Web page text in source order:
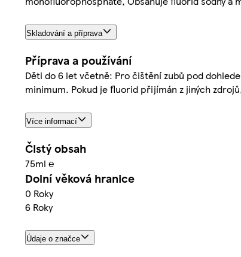
Skladování a příprava
Příprava a používání
Děti do 6 let včetně: Pro čištění zubů pod
minimum. Pokud je fluorid přijímán z jiných
Více informací
Čistý obsah
75ml ℮
Dolní věková hranice
0 Roky
6 Roky
Údaje o značce